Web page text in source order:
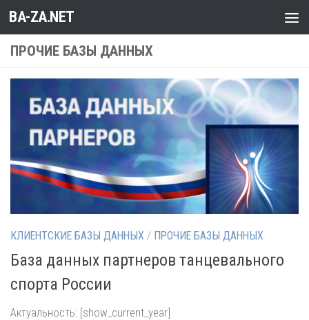
Перейти к содержимому
BA-ZA.NET
ПРОЧИЕ БАЗЫ ДАННЫХ
КЛИЕНТСКИЕ БАЗЫ ДАННЫХ / ПРОЧИЕ БАЗЫ ДАННЫХ
База данных партнеров танцевального
спорта России
Актуальность: [show_current_year]